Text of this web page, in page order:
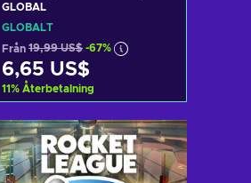
GLOBAL
GLOBALT
Från 19,99 US$ -67%
6,65 US$
11% Återbetalning
Lägg till i varukorgen
View offers